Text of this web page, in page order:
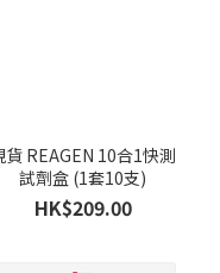
貨 REAGEN 10合1快測
試劑盒 (1套10支)
HK$209.00